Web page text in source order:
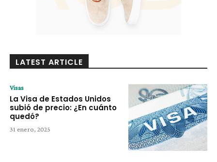
LATEST ARTICLE
Visas
La Visa de Estados Unidos
subió de precio: ¿En cuánto
quedó?
31 enero, 2025